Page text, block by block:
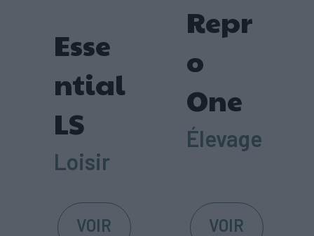
Esse
ntial
LS
Loisir
VOIR
Repr
o
One
Élevage
VOIR